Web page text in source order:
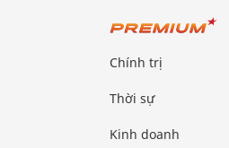
Chính trị
Thời sự
Kinh doanh